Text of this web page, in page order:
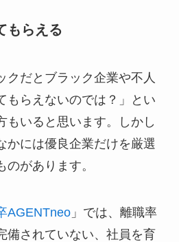
もらえる
クだとブラック企業や不人
もらえないのでは？」とい
もいると思います。しかし
かには優良企業だけを厳選
のがあります。
AGENTneo」では、離職率
備されていない、社員を育